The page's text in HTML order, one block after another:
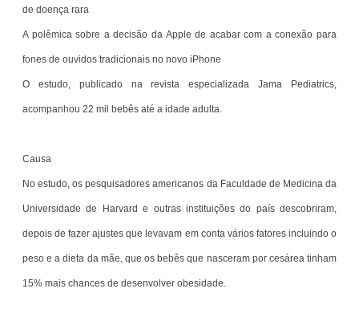
de doença rara
A polêmica sobre a decisão da Apple de acabar com a conexão para
fones de ouvidos tradicionais no novo iPhone
O estudo, publicado na revista especializada Jama Pediatrics,
acompanhou 22 mil bebês até a idade adulta.
Causa
No estudo, os pesquisadores americanos da Faculdade de Medicina da
Universidade de Harvard e outras instituições do país descobriram,
depois de fazer ajustes que levavam em conta vários fatores incluindo o
peso e a dieta da mãe, que os bebês que nasceram por cesárea tinham
15% mais chances de desenvolver obesidade.